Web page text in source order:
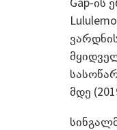
მდე